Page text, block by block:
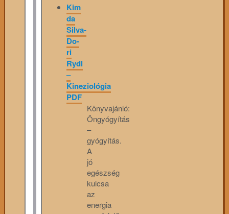
Kim
da
Silva-
Do-
ri
Rydl
–
Kineziológia
PDF
Könyvajánló:
Öngyógyítás
–
gyógyítás.
A
jó
egészség
kulcsa
az
energia